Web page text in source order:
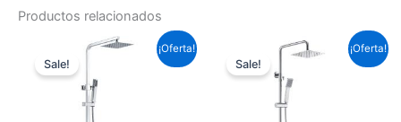
Productos relacionados
¡Oferta!
Sale!
El
era:
286,77 €.
precio
¡Oferta!
Sale!
El
precio
original
era:
193,60 €.
precio